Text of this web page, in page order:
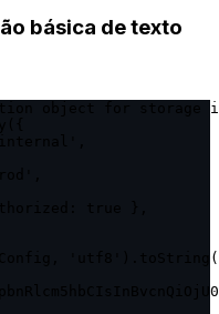
básica de texto
object for storage